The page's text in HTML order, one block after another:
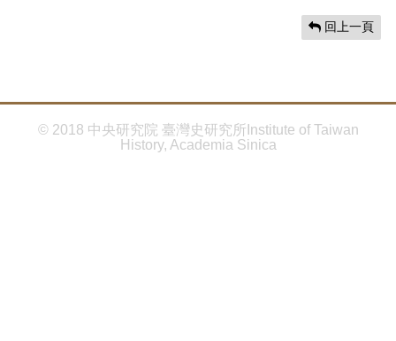
回上一頁
© 2018 中央研究院 臺灣史研究所Institute of Taiwan
History, Academia Sinica